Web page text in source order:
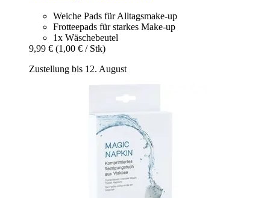
Weiche Pads für Alltagsmake-up
Frotteepads für starkes Make-up
1x Wäschebeutel
9,99 € (1,00 € / Stk)
Zustellung bis 12. August